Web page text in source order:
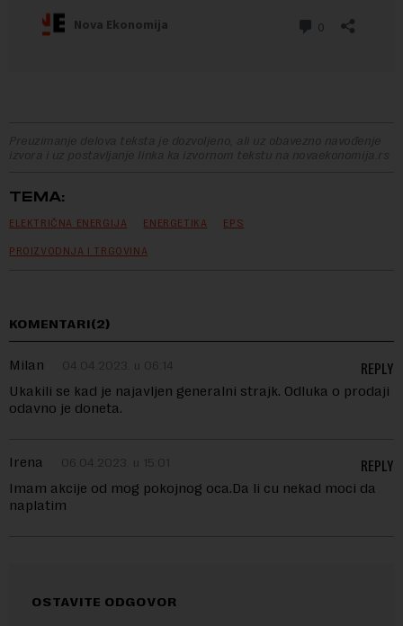
Preuzimanje delova teksta je dozvoljeno, ali uz obavezno navođenje
izvora i uz postavljanje linka ka izvornom tekstu na novaekonomija.rs
TEMA:
ELEKTRIČNA ENERGIJA ENERGETIKA EPS
PROIZVODNJA I TRGOVINA
KOMENTARI(2)
Milan 04.04.2023. u 06:14
Ukakili se kad je najavljen generalni strajk. Odluka o prodaji
odavno je doneta.
REPLY
Irena 06.04.2023. u 15:01
Imam akcije od mog pokojnog oca.Da li cu nekad moci da
naplatim
REPLY
OSTAVITE ODGOVOR